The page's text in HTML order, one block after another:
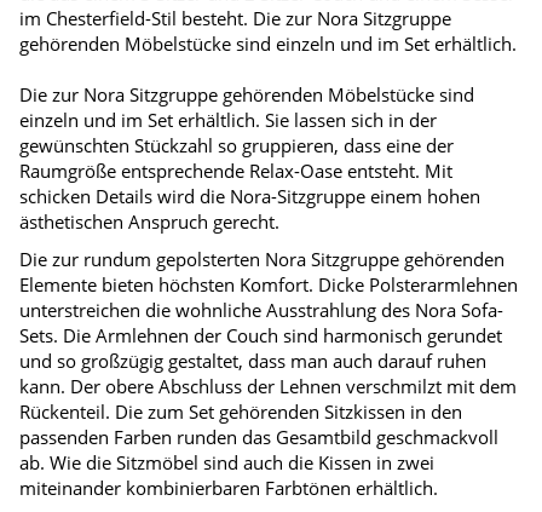
im Chesterfield-Stil besteht. Die zur Nora Sitzgruppe
gehörenden Möbelstücke sind einzeln und im Set erhältlich.
Die zur Nora Sitzgruppe gehörenden Möbelstücke sind
einzeln und im Set erhältlich. Sie lassen sich in der
gewünschten Stückzahl so gruppieren, dass eine der
Raumgröße entsprechende Relax-Oase entsteht. Mit
schicken Details wird die Nora-Sitzgruppe einem hohen
ästhetischen Anspruch gerecht.
Die zur rundum gepolsterten Nora Sitzgruppe gehörenden
Elemente bieten höchsten Komfort. Dicke Polsterarmlehnen
unterstreichen die wohnliche Ausstrahlung des Nora Sofa-
Sets. Die Armlehnen der Couch sind harmonisch gerundet
und so großzügig gestaltet, dass man auch darauf ruhen
kann. Der obere Abschluss der Lehnen verschmilzt mit dem
Rückenteil. Die zum Set gehörenden Sitzkissen in den
passenden Farben runden das Gesamtbild geschmackvoll
ab. Wie die Sitzmöbel sind auch die Kissen in zwei
miteinander kombinierbaren Farbtönen erhältlich.